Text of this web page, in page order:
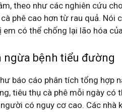
theo như các nghiên cứu
phê cao hơn từ rau quả. Nói
em có thể chống lại lão hóa
ngừa bệnh tiểu đường
báo cáo phân tích tổng hợp
tiêu thụ cà phê mỗi ngày
có nguy cơ cao. Các nhà